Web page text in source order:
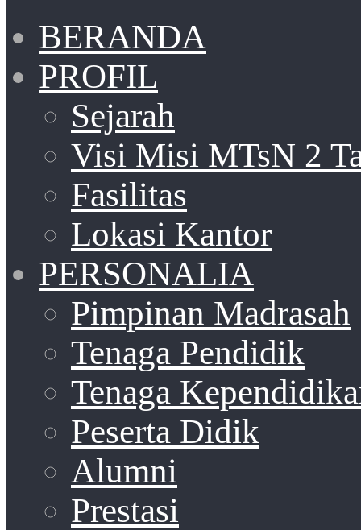
BERANDA
PROFIL
Sejarah
Visi Misi MTsN 2
Fasilitas
Lokasi Kantor
PERSONALIA
Pimpinan Madrasah
Tenaga Pendidik
Tenaga
Peserta Didik
Alumni
Prestasi